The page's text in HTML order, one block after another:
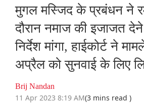
मुगल मस्जिद के प्रबंधन ने
दौरान नमाज की इजाजत
निर्देश मांगा, हाईकोर्ट ने
अप्रैल को सुनवाई के लिए
Brij Nandan
11 Apr 2023 8:19 AM(3 mins read )